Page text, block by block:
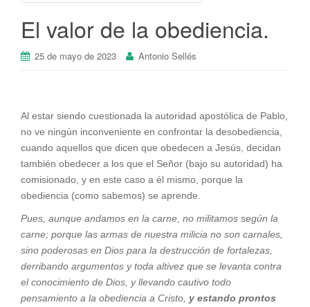
El valor de la obediencia.
25 de mayo de 2023 Antonio Sellés
Al estar siendo cuestionada la autoridad apostólica de Pablo,
no ve ningún inconveniente en confrontar la desobediencia,
cuando aquellos que dicen que obedecen a Jesús, decidan
también obedecer a los que el Señor (bajo su autoridad) ha
comisionado, y en este caso a él mismo, porque la
obediencia (como sabemos) se aprende.
Pues, aunque andamos en la carne, no militamos según la
carne; porque las armas de nuestra milicia no son carnales,
sino poderosas en Dios para la destrucción de fortalezas,
derribando argumentos y toda altivez que se levanta contra
el conocimiento de Dios, y llevando cautivo todo
pensamiento a la obediencia a Cristo, y estando prontos